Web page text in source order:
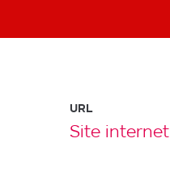
URL
Site internet